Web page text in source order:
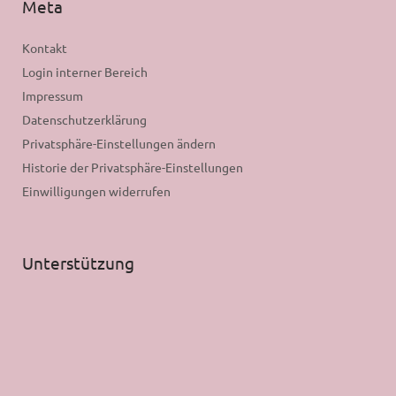
Meta
Kontakt
Login interner Bereich
Impressum
Datenschutzerklärung
Privatsphäre-Einstellungen ändern
Historie der Privatsphäre-Einstellungen
Einwilligungen widerrufen
Unterstützung